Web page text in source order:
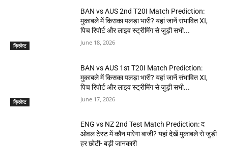
क्रिकेट
BAN vs AUS 2nd T20I Match Prediction:
मुकाबले में किसका पलड़ा भारी? यहां जानें संभावित XI,
पिच रिपोर्ट और लाइव स्ट्रीमिंग से जुड़ी सभी...
June 18, 2026
क्रिकेट
BAN vs AUS 1st T20I Match Prediction:
मुकाबले में किसका पलड़ा भारी? यहां जानें संभावित XI,
पिच रिपोर्ट और लाइव स्ट्रीमिंग से जुड़ी सभी...
June 17, 2026
ENG vs NZ 2nd Test Match Prediction: द
ओवल टेस्ट में कौन मारेगा बाजी? यहां देखें मुकाबले से जुड़ी
हर छोटी- बड़ी जानकारी